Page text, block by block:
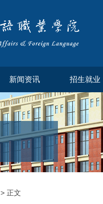
新闻资讯 招生就业
> 正文